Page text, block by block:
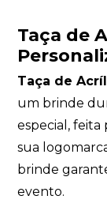
Taça de
Taça de
um brinde
especial, feita
sua
brinde
evento.